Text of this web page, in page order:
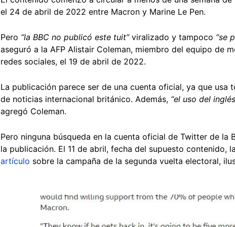
el 24 de abril de 2022 entre Macron y Marine Le Pen.
Pero “la BBC no publicó este tuit”viralizado y tampoco “se
aseguró a la AFP Alistair Coleman, miembro del equipo de
redes sociales, el 19 de abril de 2022.
La publicación parece ser de una cuenta oficial, ya que
de noticias internacional británico. Además, “el uso del
agregó Coleman.
Pero ninguna búsqueda en la cuenta oficial de Twitter de la
la publicación. El 11 de abril, fecha del supuesto contenido,
artículo sobre la campaña de la segunda vuelta electoral,